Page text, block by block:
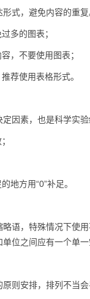
，避免内容的重复
多的图表；
，不要使用图表；
荐使用表格形式。
素，也是科学实验
方用“0”补足。
，特殊情况下使用
位之间应有一个单
安排，排列不当会